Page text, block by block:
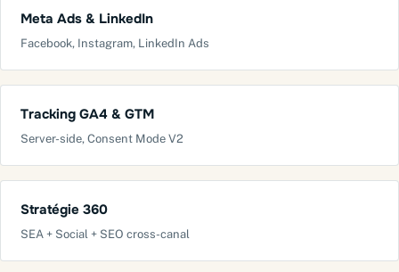
Meta Ads & LinkedIn
Facebook, Instagram, LinkedIn Ads
Tracking GA4 & GTM
Server-side, Consent Mode V2
Stratégie 360
SEA + Social + SEO cross-canal